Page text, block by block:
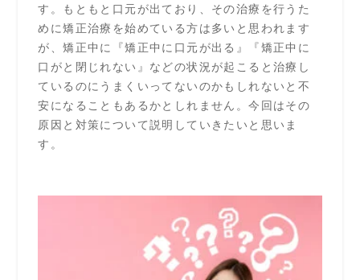
す。もともと口元が出ており、その治療を行うた
めに矯正治療を始めている方は多いと思われます
が、矯正中に『矯正中に口元が出る』『矯正中に
口がと閉じれない』などの状況が起こると治療し
ているのにうまくいってないのかもしれないと不
安になることもあるかとしれません。今回はその
原因と対策について説明していきたいと思いま
す。